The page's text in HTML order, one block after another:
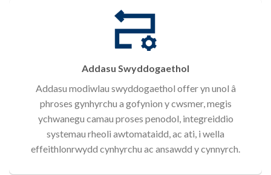
Addasu Swyddogaethol
Addasu modiwlau swyddogaethol offer yn unol â
phroses gynhyrchu a gofynion y cwsmer, megis
ychwanegu camau proses penodol, integreiddio
systemau rheoli awtomataidd, ac ati, i wella
effeithlonrwydd cynhyrchu ac ansawdd y cynnyrch.